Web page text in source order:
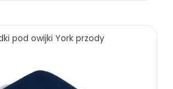
ZOBACZ WIĘCEJ
pod owijki York przody